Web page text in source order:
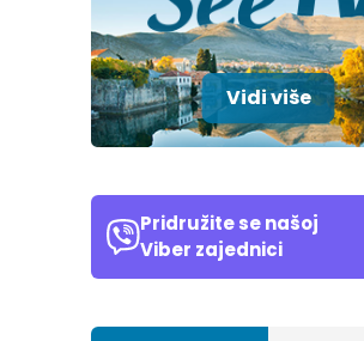
Vidi više
Pridružite se našoj
Viber zajednici